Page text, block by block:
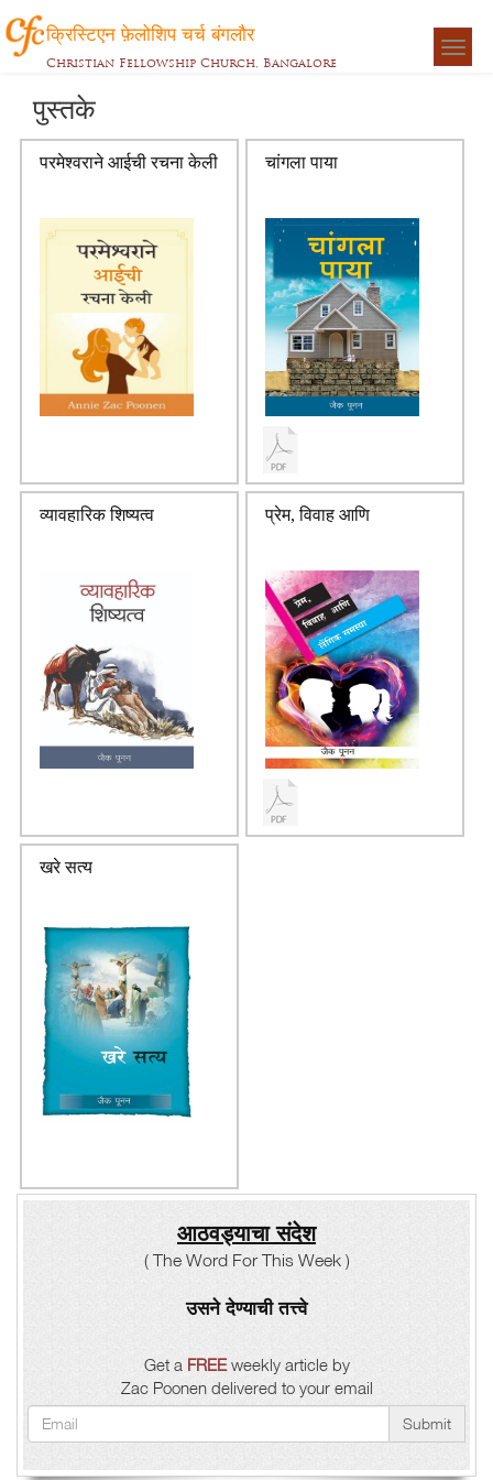
क्रिस्टिएन फ़ेलोशिप चर्च बंगलौर
Christian Fellowship Church, Bangalore
पुस्तके
परमेश्वराने आईची रचना केली चांगला पाया
व्यावहारिक शिष्यत्व प्रेम, विवाह आणि
खरे सत्य
आठवड्याचा संदेश
( The Word For This Week )
उसने देण्याची तत्त्वे
Get a FREEweekly article by
Zac Poonen delivered to your email
Submit